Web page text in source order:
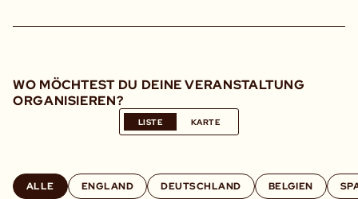
WO MÖCHTEST DU DEINE VERANSTALTUNG
ORGANISIEREN?
LISTE KARTE
ALLE ENGLAND DEUTSCHLAND BELGIEN